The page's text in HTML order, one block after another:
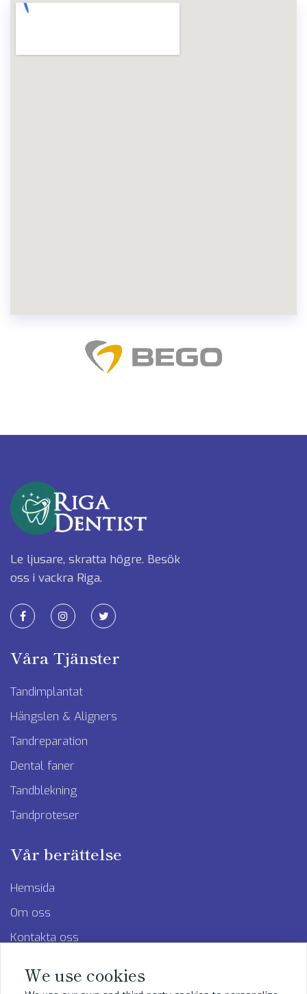
Le ljusare, skratta högre. Besök
oss i vackra Riga.
Våra Tjänster
Tandimplantat
Hängslen & Aligners
Tandreparation
Dental faner
Tandblekning
Tandproteser
Vår berättelse
Hemsida
Om oss
Kontakta oss
We use cookies